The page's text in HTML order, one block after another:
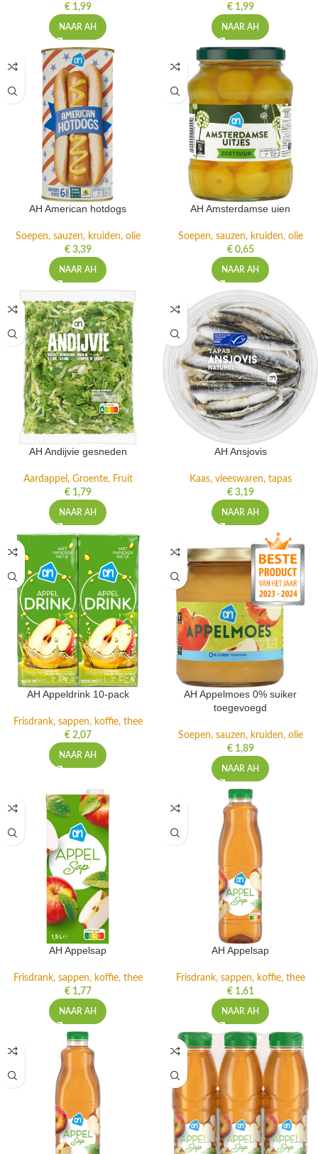
€1,99
NAAR AH
€1,99
NAAR AH
AH American hotdogs
Soepen, sauzen, kruiden, olie
€3,39
NAAR AH
AH Amsterdamse uien
Soepen, sauzen, kruiden, olie
€0,65
NAAR AH
AH Andijvie gesneden
Aardappel, Groente, Fruit
€1,79
NAAR AH
AH Ansjovis
Kaas, vleeswaren, tapas
€3,19
NAAR AH
AH Appeldrink 10-pack
Frisdrank, sappen, koffie, thee
€2,07
NAAR AH
AH Appelmoes 0% suiker
toegevoegd
Soepen, sauzen, kruiden, olie
€1,89
NAAR AH
AH Appelsap
Frisdrank, sappen, koffie, thee
€1,77
NAAR AH
AH Appelsap
Frisdrank, sappen, koffie, thee
€1,61
NAAR AH